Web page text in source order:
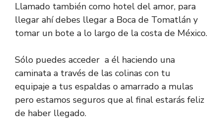
Llamado también como hotel del amor, para
llegar ahí debes llegar a Boca de Tomatlán y
tomar un bote a lo largo de la costa de México.
Sólo puedes acceder a él haciendo una
caminata a través de las colinas con tu
equipaje a tus espaldas o amarrado a mulas
pero estamos seguros que al final estarás feliz
de haber llegado.